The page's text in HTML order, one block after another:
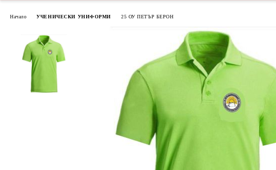
Начало УЧЕНИЧЕСКИ УНИФОРМИ 25 ОУ ПЕТЪР БЕРОН